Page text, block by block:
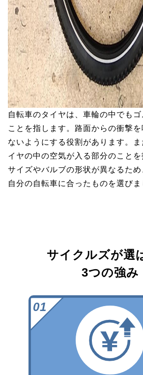
自転車のタイヤは、車輪の中でも
ことを指します。路面からの衝撃
ないようにする役割があります。
イヤの中の空気が入る部分のこと
サイズやバルブの形状が異なるた
自分の自転車に合ったものを選びま
サイクルズが選
3つの強み